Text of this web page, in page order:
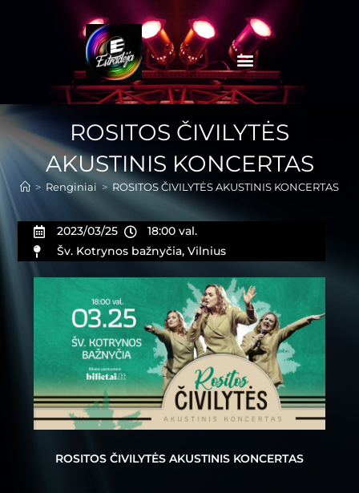
ROSITOS ČIVILYTĖS
AKUSTINIS KONCERTAS
> Renginiai > ROSITOS ČIVILYTĖS AKUSTINIS KONCERTAS
2023/03/25
18:00 val.
Šv. Kotrynos bažnyčia, Vilnius
ROSITOS ČIVILYTĖS AKUSTINIS KONCERTAS